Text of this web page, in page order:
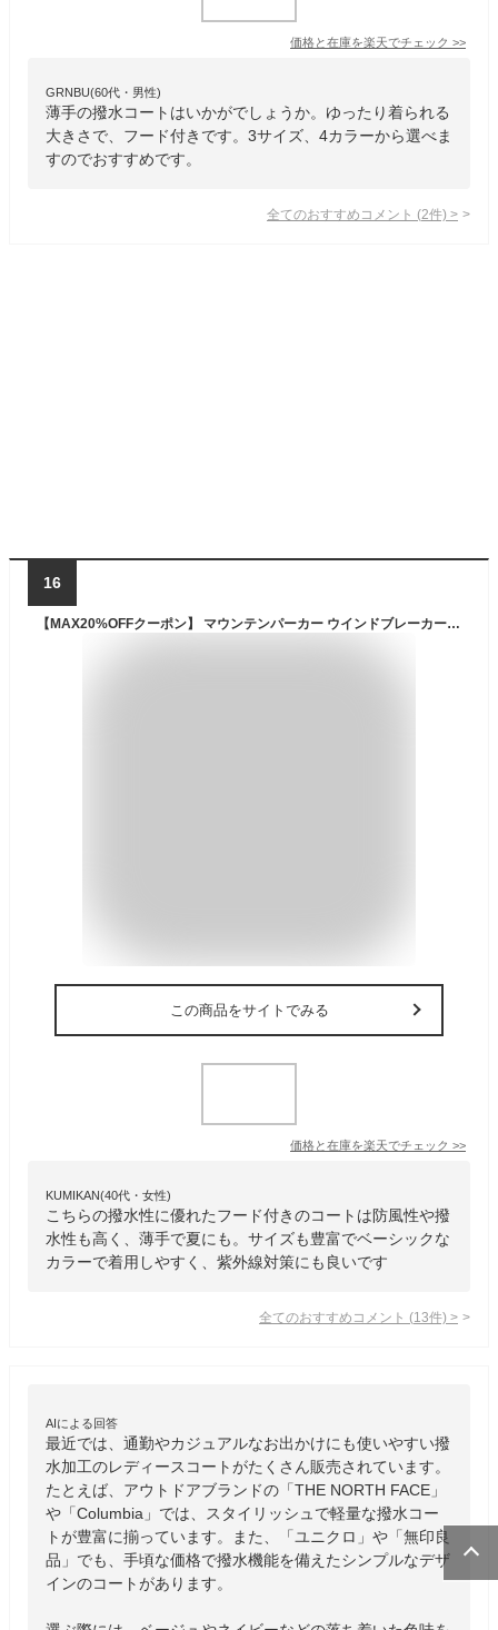
価格と在庫を楽天でチェック >>
GRNBU(60代・男性)
薄手の撥水コートはいかがでしょうか。ゆったり着られる
大きさで、フード付きです。3サイズ、4カラーから選べま
すのでおすすめです。
全てのおすすめコメント (2件) >
16
【MAX20%OFFクーポン】 マウンテンパーカー ウインドブレーカー レディース uvカット パーカー 春 秋 フード付き コート アウター 防風 軽量 撥水 薄手 速乾 体型カバー 日焼け防止 紫外線対策 ジャケット カジュアル アウター トップス 長袖 ブラック ベージュ M L LL 3L
この商品をサイトでみる
価格と在庫を楽天でチェック >>
KUMIKAN(40代・女性)
こちらの撥水性に優れたフード付きのコートは防風性や撥
水性も高く、薄手で夏にも。サイズも豊富でベーシックな
カラーで着用しやすく、紫外線対策にも良いです
全てのおすすめコメント (13件) >
AIによる回答
最近では、通勤やカジュアルなお出かけにも使いやすい撥
水加工のレディースコートがたくさん販売されています。
たとえば、アウトドアブランドの「THE NORTH FACE」
や「Columbia」では、スタイリッシュで軽量な撥水コー
トが豊富に揃っています。また、「ユニクロ」や「無印良
品」でも、手頃な価格で撥水機能を備えたシンプルなデザ
インのコートがあります。